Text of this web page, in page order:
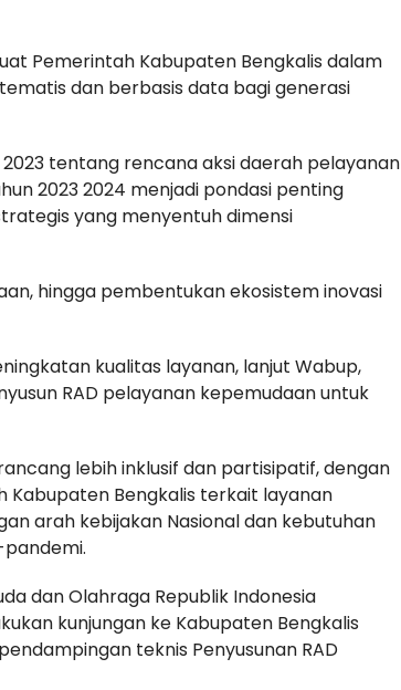
Pemerintah Kabupaten Bengkalis dalam
dan berbasis data bagi generasi
tentang rencana aksi daerah pelayanan
2023 2024 menjadi pondasi penting
yang menyentuh dimensi
hingga pembentukan ekosistem inovasi
kualitas layanan, lanjut Wabup,
RAD pelayanan kepemudaan untuk
lebih inklusif dan partisipatif, dengan
Bengkalis terkait layanan
arah kebijakan Nasional dan kebutuhan
dan Olahraga Republik Indonesia
kunjungan ke Kabupaten Bengkalis
teknis Penyusunan RAD